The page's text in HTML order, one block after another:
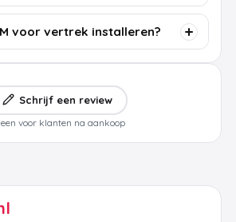
voor vertrek installeren?
Schrijf een review
voor klanten na aankoop